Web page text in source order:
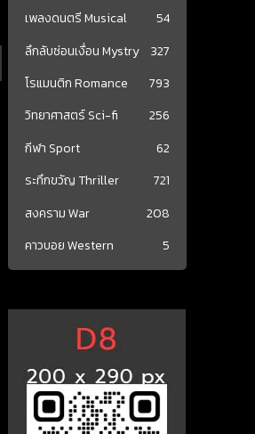
เพลงดนตรี Musical
54
ลึกลับซ่อนเงื่อน Mystry
327
โรแมนติก Romance
793
วิทยาศาสตร์ Sci-fi
256
กีฬา Sport
62
ระทึกขวัญ Thriller
721
สงคราม War
208
คาวบอย Western
5